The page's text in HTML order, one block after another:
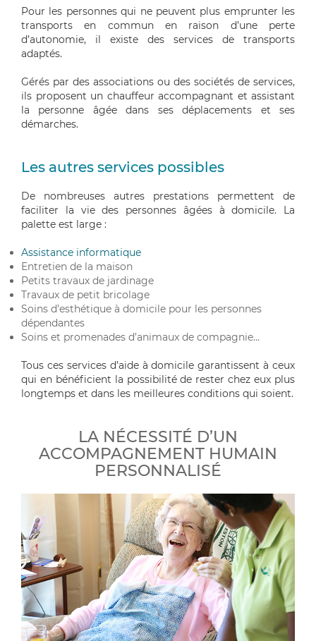
Pour les personnes qui ne peuvent plus emprunter les
transports en commun en raison d’une perte
d’autonomie, il existe des services de transports
adaptés.
Gérés par des associations ou des sociétés de services,
ils proposent un chauffeur accompagnant et assistant
la personne âgée dans ses déplacements et ses
démarches.
Les autres services possibles
De nombreuses autres prestations permettent de
faciliter la vie des personnes âgées à domicile. La
palette est large :
Assistance informatique
Entretien de la maison
Petits travaux de jardinage
Travaux de petit bricolage
Soins d’esthétique à domicile pour les personnes
dépendantes
Soins et promenades d’animaux de compagnie…
Tous ces services d’aide à domicile garantissent à ceux
qui en bénéficient la possibilité de rester chez eux plus
longtemps et dans les meilleures conditions qui soient.
LA NÉCESSITÉ D’UN
ACCOMPAGNEMENT HUMAIN
PERSONNALISÉ